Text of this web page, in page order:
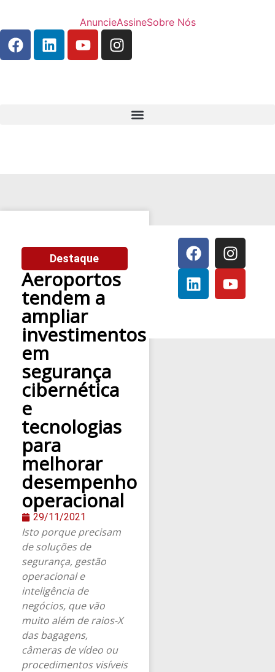
AnuncieAssineSobre Nós
Destaque
Aeroportos
tendem a
ampliar
investimentos
em
segurança
cibernética
e
tecnologias
para
melhorar
desempenho
operacional
29/11/2021
Isto porque precisam
de soluções de
segurança, gestão
operacional e
inteligência de
negócios, que vão
muito além de raios-X
das bagagens,
câmeras de vídeo ou
procedimentos visíveis